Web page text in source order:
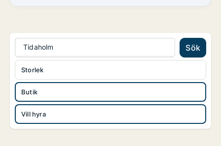
Tidaholm Sök
Butik
Vill hyra
Storlek